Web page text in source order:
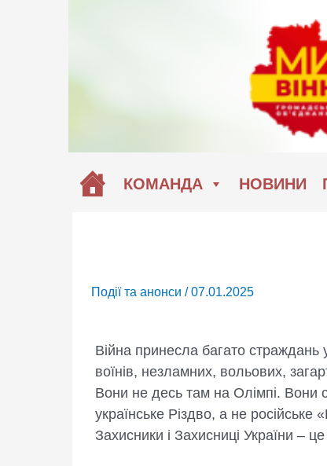
КОМАНДА НОВИНИ
Події та анонси /07.01.2025
Війна принесла багато страждань
воїнів, незламних, вольових,
Вони не десь там на Олімпі. Вони
українське Різдво, а не
Захисники і Захисниці України –